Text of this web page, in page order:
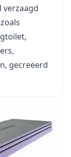
verzaagd
gecreëerd